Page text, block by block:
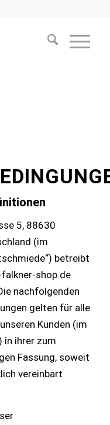
5, 88630
(im
betreibt
shop.de
nachfolgenden
gelten für alle
Kunden (im
in ihrer zum
Fassung, soweit
vereinbart